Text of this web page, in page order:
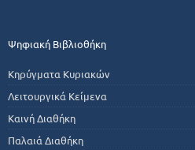
Ψηφιακή Βιβλιοθήκη
Κηρύγματα Κυριακών
Λειτουργικά Κείμενα
Καινή Διαθήκη
Παλαιά Διαθήκη